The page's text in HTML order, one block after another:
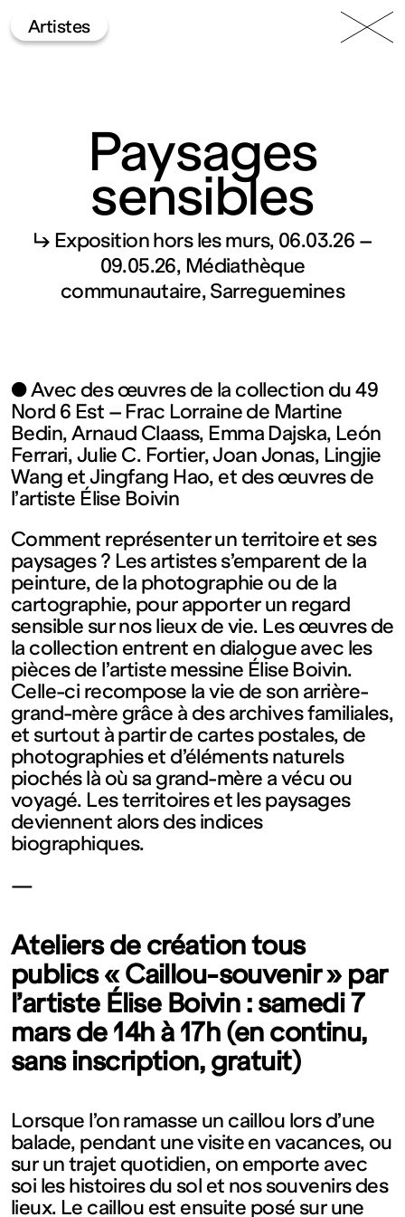
49 Nord
6 Est
Fonds
régional
d’art
contemporain
de
Lorraine
1 bis, rue
des
Trinitaires
57000
Metz
Fermé
Entrée
gratuite
Mar – Ven
: 14h – 18h
Sam – Dim
: 11h – 19h
Menu
Artistes
Paysages
sensibles
↳ Exposition hors les murs 06.03.26 –
09.05.26 Médiathèque
communautaire, Sarreguemines
● Avec des œuvres de la collection du 49
Nord 6 Est – Frac Lorraine de Martine
Bedin, Arnaud Claass, Emma Dajska, León
Ferrari, Julie C. Fortier, Joan Jonas, Lingjie
Wang et Jingfang Hao, et des œuvres de
l’artiste Élise Boivin
Comment représenter un territoire et ses
paysages ? Les artistes s’emparent de la
peinture, de la photographie ou de la
cartographie, pour apporter un regard
sensible sur nos lieux de vie. Les œuvres de
la collection entrent en dialogue avec les
pièces de l’artiste messine Élise Boivin.
Celle-ci recompose la vie de son arrière-
grand-mère grâce à des archives familiales,
et surtout à partir de cartes postales, de
photographies et d’éléments naturels
piochés là où sa grand-mère a vécu ou
voyagé. Les territoires et les paysages
deviennent alors des indices
biographiques.
—
Ateliers de création tous
publics « Caillou-souvenir » par
l’artiste Élise Boivin : samedi 7
mars de 14h à 17h (en continu,
sans inscription, gratuit)
Lorsque l’on ramasse un caillou lors d’une
balade, pendant une visite en vacances, ou
sur un trajet quotidien, on emporte avec
soi les histoires du sol et nos souvenirs des
lieux. Le caillou est ensuite posé sur une